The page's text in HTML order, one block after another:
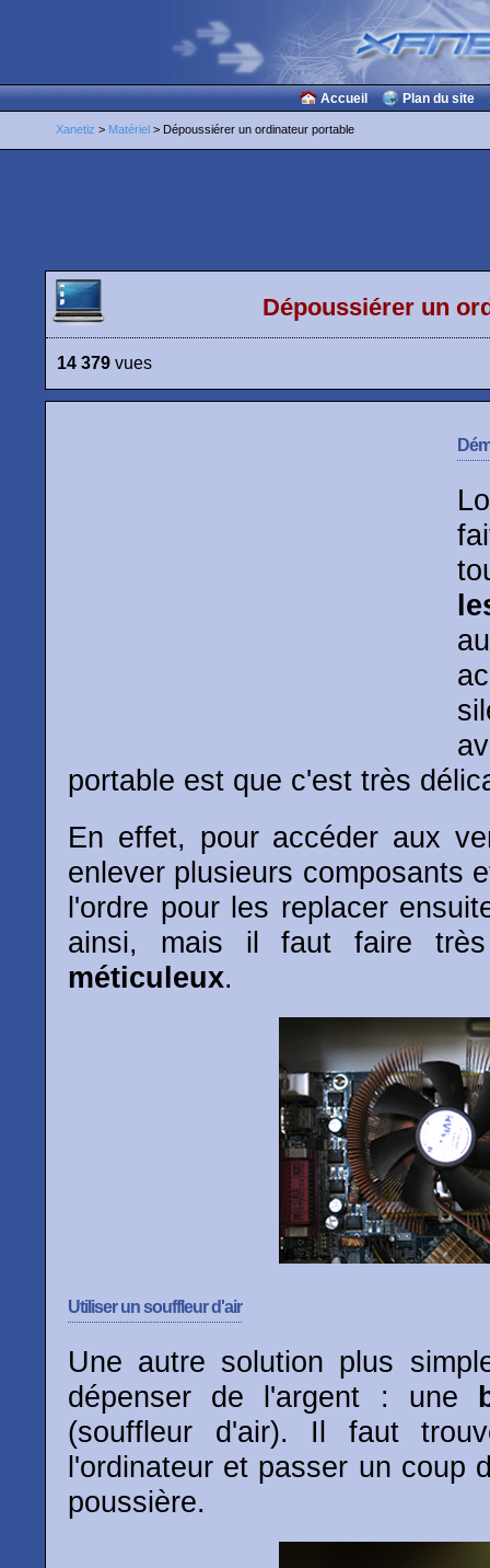
Accueil Plan du site
Xanetiz > Matériel > Dépoussiérer un ordinateur portable
Dépoussiérer un
14 379 vues
portable est que c'est très
En effet, pour accéder aux
enlever plusieurs composants
l'ordre pour les replacer
ainsi, mais il faut faire
méticuleux.
Utiliser un souffleur d'air
Une autre solution plus
dépenser de l'argent : une
(souffleur d'air). Il faut
l'ordinateur et passer un coup
poussière.